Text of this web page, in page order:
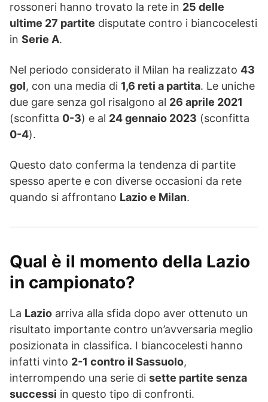
rossoneri hanno trovato la rete in 25 delle
ultime 27 partite disputate contro i biancocelesti
in Serie A.
Nel periodo considerato il Milan ha realizzato 43
gol, con una media di 1,6 reti a partita. Le uniche
due gare senza gol risalgono al 26 aprile 2021
(sconfitta 0-3) e al 24 gennaio 2023 (sconfitta
0-4).
Questo dato conferma la tendenza di partite
spesso aperte e con diverse occasioni da rete
quando si affrontano Lazio e Milan.
Qual è il momento della Lazio
in campionato?
La Lazio arriva alla sfida dopo aver ottenuto un
risultato importante contro un’avversaria meglio
posizionata in classifica. I biancocelesti hanno
infatti vinto 2-1 contro il Sassuolo,
interrompendo una serie di sette partite senza
successi in questo tipo di confronti.